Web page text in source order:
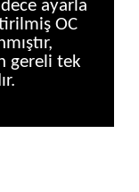
ayarla
OC
gereli tek